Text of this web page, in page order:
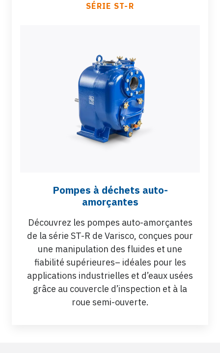
SÉRIE ST-R
Pompes à déchets auto-
amorçantes
Découvrez les pompes auto-amorçantes
de la série ST-R de Varisco, conçues pour
une manipulation des fluides et une
fiabilité supérieures– idéales pour les
applications industrielles et d’eaux usées
grâce au couvercle d’inspection et à la
roue semi-ouverte.